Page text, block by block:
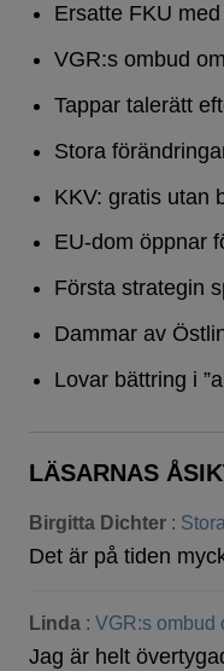
Ersatte FKU med
VGR:s ombud
Tappar talerätt
Stora
KKV: gratis utan
EU-dom öppnar
Första strategin
Dammar av
Lovar bättring i
LÄSARNAS
Birgitta Dichter :
Det är på tiden
Linda : VGR:s ombud
Jag är helt